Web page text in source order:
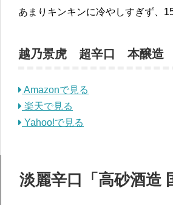
あまりキンキンに冷やしすぎず、
越乃景虎 超辛口 本醸造
Amazonで見る
楽天で見る
Yahoo!で見る
淡麗辛口「高砂酒造